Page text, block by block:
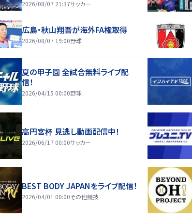
2026/08/07 21:37サッカー
広島・秋山翔吾が海外FA権取得
2026/08/07 19:00野球
夏の甲子園 全試合無料ライブ配
信！
2026/04/15 00:00野球
高円宮杯 見逃し動画配信中！
2026/06/17 00:00サッカー
BEST BODY JAPANをライブ配信！
2026/04/01 00:00その他競技